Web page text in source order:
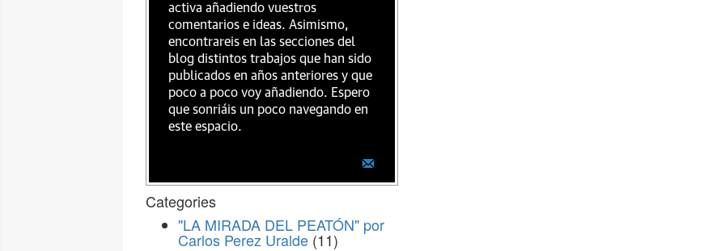
activa añadiendo vuestros
comentarios e ideas. Asimismo,
encontrareis en las secciones del
blog distintos trabajos que han sido
publicados en años anteriores y que
poco a poco voy añadiendo. Espero
que sonriáis un poco navegando en
este espacio.
Categories
"LA MIRADA DEL PEATÓN" por
Carlos Perez Uralde (11)